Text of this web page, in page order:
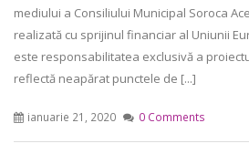
mediului a Consiliului Municipal Soroca
realizată cu sprijinul financiar al Uniunii
este responsabilitatea exclusivă a
reflectă neapărat punctele de [...]
ianuarie 21, 2020 0 Comments